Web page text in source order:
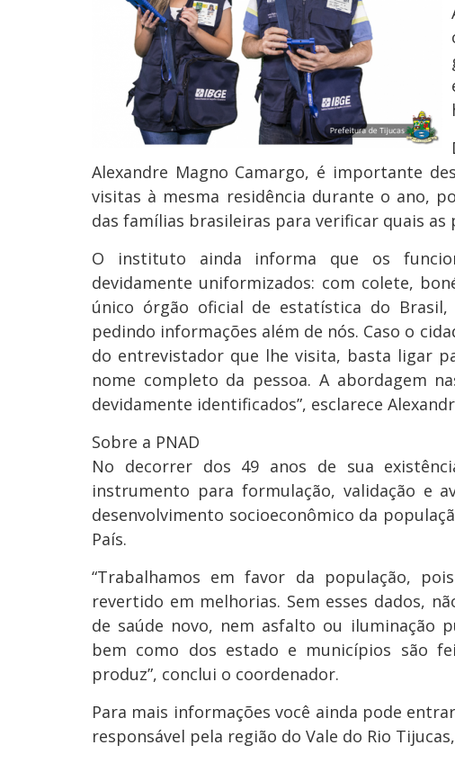
Alexandre Magno Camargo, é importante
visitas à mesma residência durante o ano,
das famílias brasileiras para verificar quais as
O instituto ainda informa que os
devidamente uniformizados: com colete,
único órgão oficial de estatística do
pedindo informações além de nós. Caso o
do entrevistador que lhe visita, basta ligar
nome completo da pessoa. A abordagem
devidamente identificados”, esclarece
Sobre a PNAD
No decorrer dos 49 anos de sua
instrumento para formulação, validação e
desenvolvimento socioeconômico da
País.
“Trabalhamos em favor da população,
revertido em melhorias. Sem esses dados,
de saúde novo, nem asfalto ou iluminação
bem como dos estado e municípios são
produz”, conclui o coordenador.
Para mais informações você ainda pode
responsável pela região do Vale do Rio